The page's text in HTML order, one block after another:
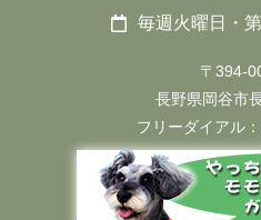
毎週火曜日・
〒394-
長野県岡谷市
フリーダイアル